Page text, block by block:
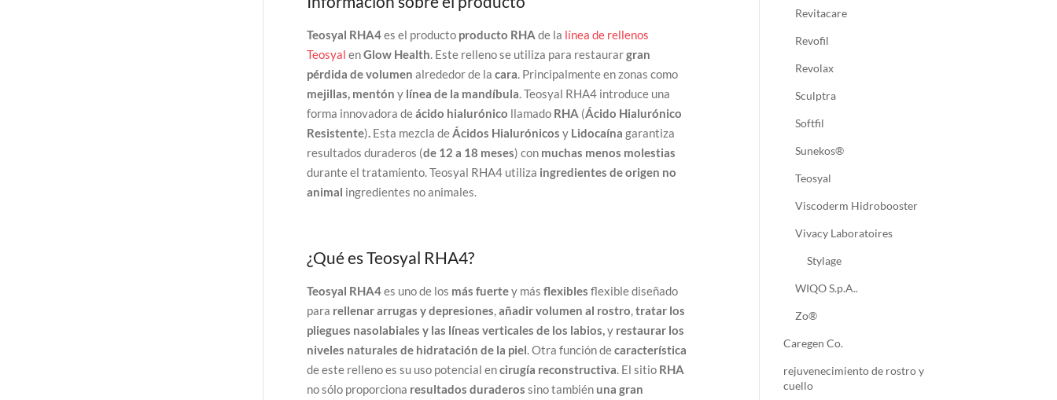
Teosyal RHA4es el producto producto RHA de la línea de rellenos
Teosyal enGlow Health. Este relleno se utiliza para restaurargran
pérdida de volumen alrededor de la cara. Principalmente en zonas como
mejillas, mentón y línea de la mandíbula. Teosyal RHA4 introduce una
forma innovadora deácido hialurónico llamado RHA (Ácido Hialurónico
Resistente). Esta mezcla deÁcidos Hialurónicos y Lidocaína garantiza
resultados duraderos (de 12 a 18 meses) con muchas menos molestias
durante el tratamiento. Teosyal RHA4 utiliza ingredientes de origen no
animal ingredientes no animales.
¿Qué es Teosyal RHA4?
Teosyal RHA4es uno de los más fuertey más flexibles flexible diseñado
para rellenar arrugas y depresiones,añadir volumen al rostro,tratar los
pliegues nasolabiales y las líneas verticales de los labios,y restaurar los
niveles naturales de hidratación de la piel. Otra función decaracterística
de este relleno es su uso potencial encirugía reconstructiva. El sitio RHA
no sólo proporciona resultados duraderos sino tambiénuna gran
Revitacare
Revofil
Revolax
Sculptra
Softfil
Sunekos®
Teosyal
Viscoderm Hidrobooster
Vivacy Laboratoires
Stylage
WIQO S.p.A..
Zo®
Caregen Co.
rejuvenecimiento de rostro y
cuello